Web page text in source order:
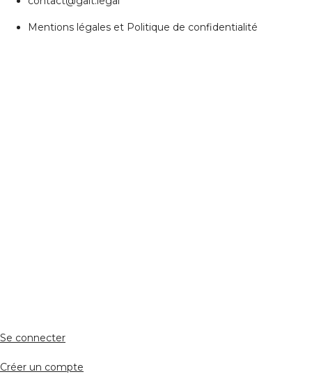
Mentions légales et Politique de confidentialité
Se connecter
Créer un compte